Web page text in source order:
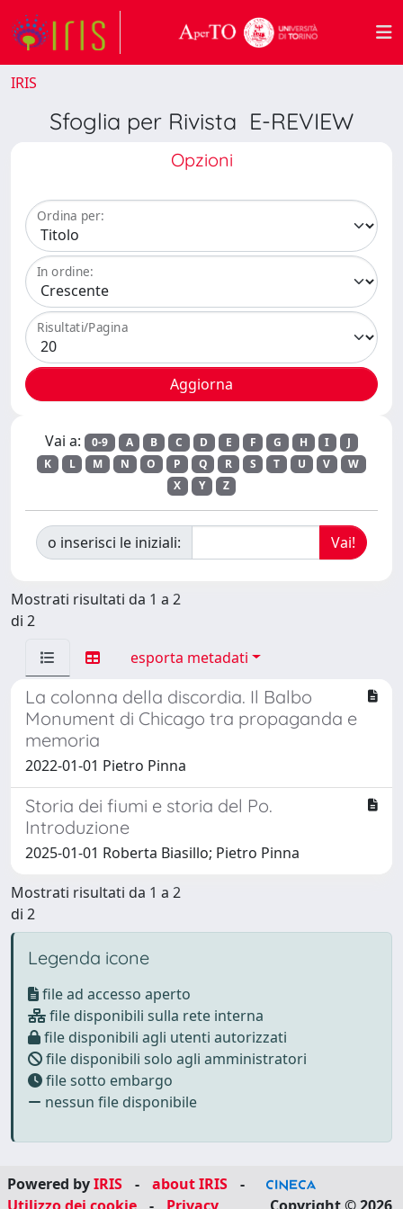
IRIS
Sfoglia per Rivista E-REVIEW
Opzioni
Ordina per:
In ordine:
Risultati/Pagina
Vai a: 0-9 A B C D E F G H I
J
K
L M N O P Q R S T U V
W
X
Y Z
o inserisci le iniziali:
Mostrati risultati da 1 a 2
di 2
esporta metadati
La colonna della discordia. Il Balbo
Monument di Chicago tra propaganda e
memoria
2022-01-01 Pietro Pinna
Storia dei fiumi e storia del Po.
Introduzione
2025-01-01 Roberta Biasillo; Pietro Pinna
Mostrati risultati da 1 a 2
di 2
Legenda icone
file ad accesso aperto
file disponibili sulla rete interna
file disponibili agli utenti autorizzati
file disponibili solo agli amministratori
file sotto embargo
nessun file disponibile
Powered byIRIS - about IRIS
-